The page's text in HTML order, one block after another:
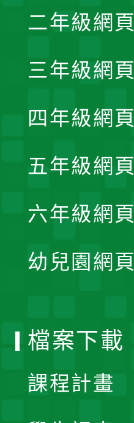
二年級網頁
三年級網頁
四年級網頁
五年級網頁
六年級網頁
幼兒園網頁
檔案下載
課程計畫